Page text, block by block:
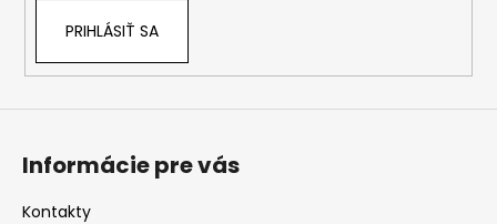
PRIHLÁSIŤ SA
Informácie pre vás
Kontakty